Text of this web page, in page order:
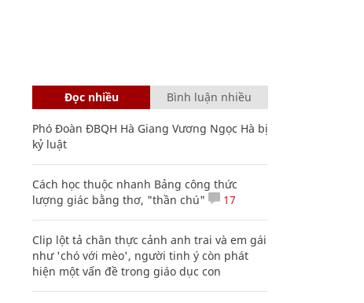
Đọc nhiều Bình luận nhiều
Phó Đoàn ĐBQH Hà Giang Vương Ngọc Hà bị
kỷ luật
Cách học thuộc nhanh Bảng công thức
lượng giác bằng thơ, "thần chú"
17
Clip lột tả chân thực cảnh anh trai và em gái
như 'chó với mèo', người tinh ý còn phát
hiện một vấn đề trong giáo dục con